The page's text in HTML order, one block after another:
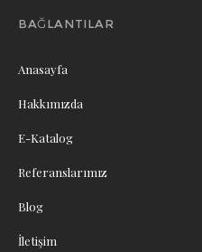
BAĞLANTILAR
Anasayfa
Hakkımızda
E-Katalog
Referanslarımız
Blog
İletişim